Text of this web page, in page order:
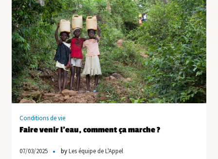
Conditions de vie
Faire venir l’eau, comment ça marche ?
07/03/2025 byLes équipe de L'Appel